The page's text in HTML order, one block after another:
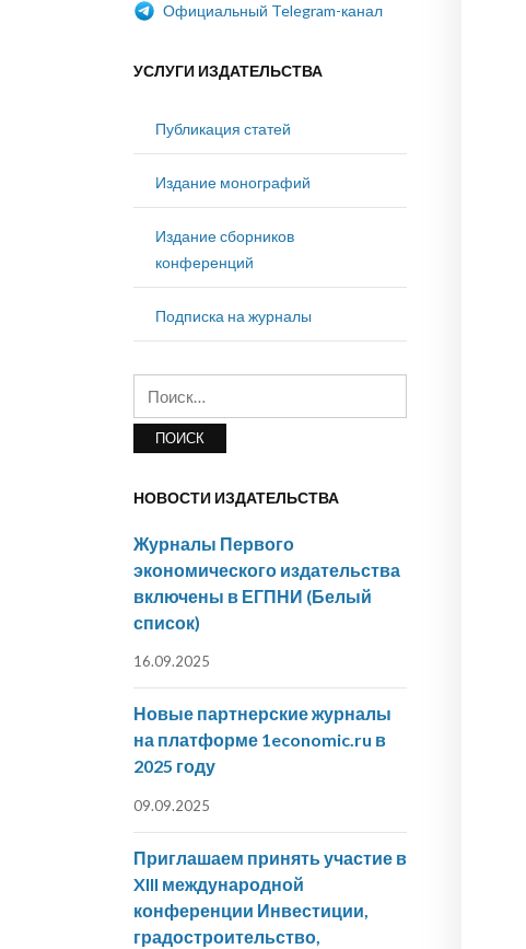
Официальный Telegram-канал
УСЛУГИ ИЗДАТЕЛЬСТВА
Публикация статей
Издание монографий
Издание сборников
конференций
Подписка на журналы
НОВОСТИ ИЗДАТЕЛЬСТВА
Журналы Первого
экономического издательства
включены в ЕГПНИ (Белый
список)
16.09.2025
Новые партнерские журналы
на платформе 1economic.ru в
2025 году
09.09.2025
Приглашаем принять участие в
XIII международной
конференции Инвестиции,
градостроительство,